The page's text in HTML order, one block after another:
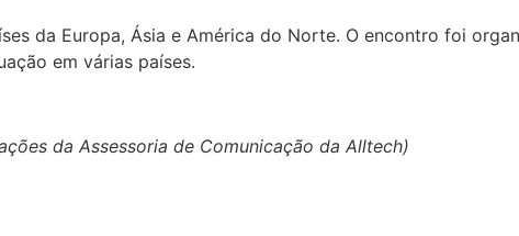
da Europa, Ásia e América do Norte. O encontro foi
em várias países.
da Assessoria de Comunicação da Alltech)